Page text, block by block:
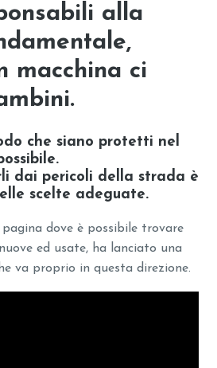
alla
macchina ci
che siano protetti nel
dai pericoli della strada è
scelte adeguate.
pagina dove è possibile trovare
ed usate, ha lanciato una
va proprio in questa direzione.